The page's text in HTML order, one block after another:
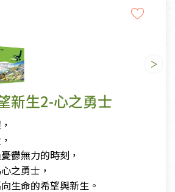
新生2-心之勇士
鬱無力的時刻，
之勇士，
生命的希望與新生。